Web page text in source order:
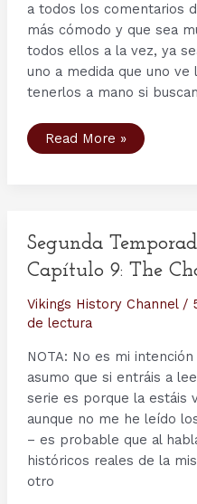
a todos los comentarios
más cómodo y que sea
todos ellos a la vez, ya
uno a medida que uno ve
tenerlos a mano si
Segunda
Temporada
Históricos,
Análisis
de
los
y
otras
Curiosidades.
Read More »
Segunda
Capítulo 9: The
Vikings History Channel/
de lectura
NOTA: No es mi
asumo que si entráis a
serie es porque la estáis
aunque no me he leído
– es probable que al
históricos reales de la
otro